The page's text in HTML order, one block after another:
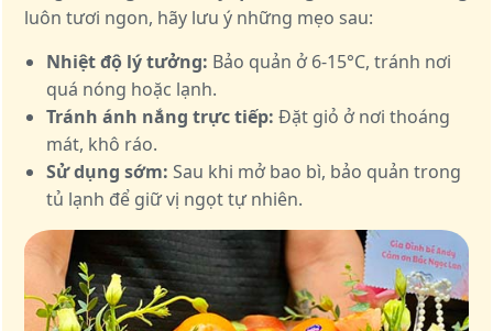
luôn tươi ngon, hãy lưu ý những mẹo sau:
Nhiệt độ lý tưởng: Bảo quản ở 6-15°C, tránh nơi
quá nóng hoặc lạnh.
Tránh ánh nắng trực tiếp: Đặt giỏ ở nơi thoáng
mát, khô ráo.
Sử dụng sớm: Sau khi mở bao bì, bảo quản trong
tủ lạnh để giữ vị ngọt tự nhiên.